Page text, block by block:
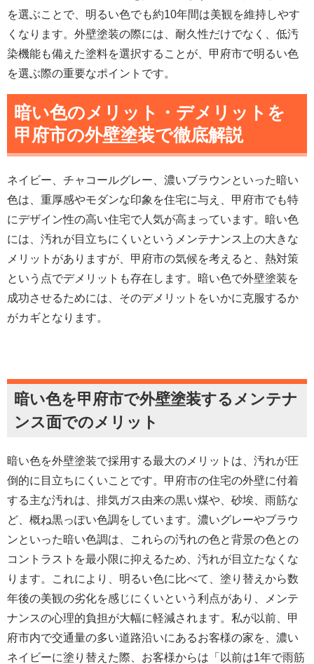
を選ぶことで、明るい色でも約10年間は美観を維持しやす
くなります。外壁塗装の際には、耐久性だけでなく、低汚
染機能も備えた塗料を選択することが、甲府市で明るい色
を選ぶ際の重要なポイントです。
暗い色のメリット・デメリットを
甲府市の外壁塗装で徹底解説
ネイビー、チャコールグレー、濃いブラウンといった暗い
色は、重厚感やモダンな印象を住宅に与え、甲府市でも特
にデザイン性の高い住宅で人気が高まっています。暗い色
には、汚れが目立ちにくいというメンテナンス上の大きな
メリットがありますが、甲府市の気候を考えると、熱対策
という点でデメリットも存在します。暗い色で外壁塗装を
成功させるためには、そのデメリットをいかに克服するか
がカギとなります。
暗い色を甲府市で外壁塗装するメンテナ
ンス面でのメリット
暗い色を外壁塗装で採用する最大のメリットは、汚れが圧
倒的に目立ちにくいことです。甲府市の住宅の外壁に付着
する主な汚れは、排気ガス由来の黒い煤や、砂埃、雨筋な
ど、概ね黒っぽい色調をしています。濃いグレーやブラウ
ンといった暗い色調は、これらの汚れの色と背景の色との
コントラストを最小限に抑えるため、汚れが目立たなくな
ります。これにより、明るい色に比べて、塗り替えから数
年後の美観の劣化を感じにくいという利点があり、メンテ
ナンスの心理的負担が大幅に軽減されます。私が以前、甲
府市内で交通量の多い道路沿いにあるお客様の家を、濃い
ネイビーに塗り替えた際、お客様からは「以前は1年で雨筋